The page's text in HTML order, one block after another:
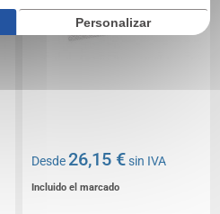
Desde26,15 €sin IVA
Incluido el marcado
Personalizar